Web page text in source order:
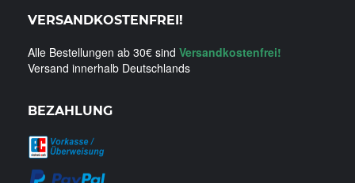
VERSANDKOSTENFREI!
Alle Bestellungen ab 30€ sind Versandkostenfrei!
Versand innerhalb Deutschlands
BEZAHLUNG